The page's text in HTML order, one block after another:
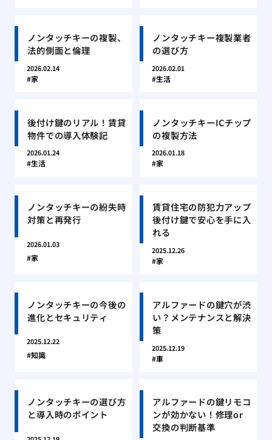
ノンタッチキーの複製、
法的側面と倫理
2026.02.14
家
ノンタッチキー複製業者
の選び方
2026.02.01
生活
後付け鍵のリアル！賃貸
物件での導入体験記
2026.01.24
生活
ノンタッチキーICチップ
の複製方法
2026.01.18
家
ノンタッチキーの紛失時
対策と再発行
2026.01.03
家
賃貸住宅の防犯力アップ
後付け鍵で安心を手に入
れる
2025.12.26
家
ノンタッチキーの今後の
進化とセキュリティ
2025.12.22
知識
アルファードの鍵穴が渋
い？メンテナンスと解決
策
2025.12.19
車
ノンタッチキーの選び方
と導入時のポイント
アルファードの鍵リモコ
ンが効かない！修理or
交換の判断基準